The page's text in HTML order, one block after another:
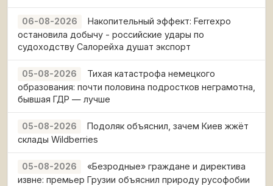
06-08-2026
Накопительный эффект: Ferrexpo
остановила добычу - российские удары по
судоходству Салорейха душат экспорт
05-08-2026
Тихая катастрофа немецкого
образования: почти половина подростков неграмотна,
бывшая ГДР — лучше
05-08-2026
Подоляк объяснил, зачем Киев жжёт
склады Wildberries
05-08-2026
«Безродные» граждане и директива
извне: премьер Грузии объяснил природу русофобии